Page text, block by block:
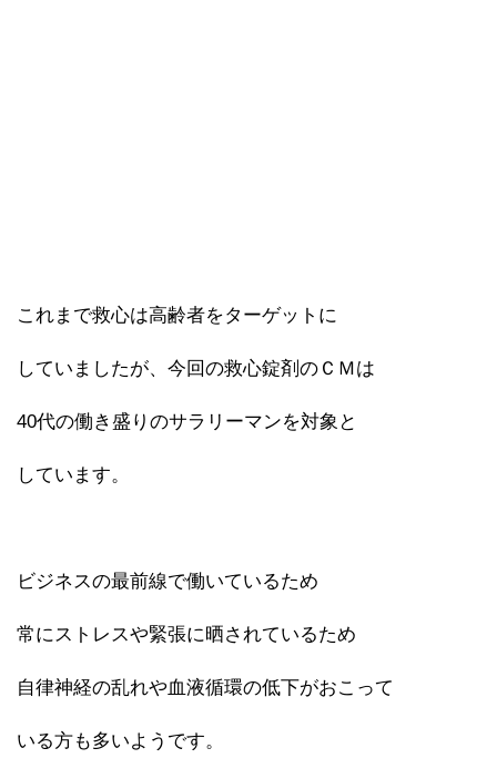
これまで救心は高齢者をターゲットに
していましたが、今回の救心錠剤のＣＭは
40代の働き盛りのサラリーマンを対象と
しています。
ビジネスの最前線で働いているため
常にストレスや緊張に晒されているため
自律神経の乱れや血液循環の低下がおこって
いる方も多いようです。